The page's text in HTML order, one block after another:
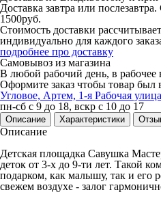
Доставка завтра или
1500руб.
Стоимость доставки
индивидуально для каждого
подробнее про доставку
Самовывоз из магазина
В любой рабочий день, в рабочее
Оформите заказ чтобы товар был
Угловое, Артем, ​1-я Рабочая
пн-сб с 9 до 18, вскр с 10 до 17
Описание Характеристики
Описание
Детская площадка Савушка
деток от 3-х до 9-ти лет. Такой
подарком, как малышу, так и его
свежем воздухе - залог